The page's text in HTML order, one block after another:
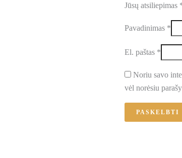
Jūsų atsiliepimas
Pavadinimas *
El. paštas *
Noriu savo
vėl norėsiu